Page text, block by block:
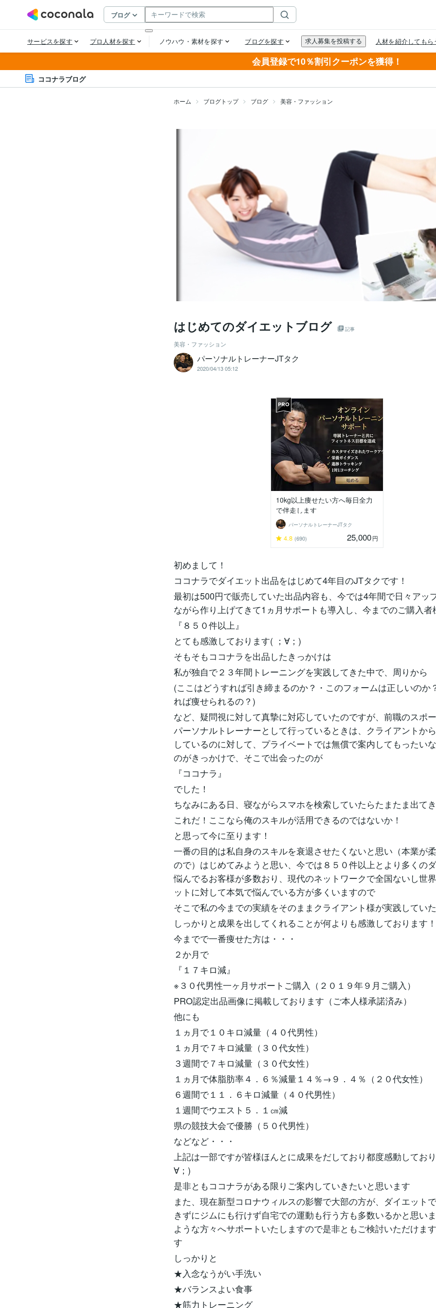
会員登録で10％割引クーポンを獲得！
ココナラブログ
ホーム ブログトップ ブログ 美容・ファッション
はじめてのダイエットブログ 記事
美容・ファッション
パーソナルトレーナーJTタク
2020/04/13 05:12
10kg以上痩せたい方へ毎日全力
で伴走します
パーソナルトレーナーJTタク
4.8 (690) 25,000円
初めまして！
ココナラでダイエット出品をはじめて4年目のJTタクです！
最初は500円で販売していた出品内容も、今では4年間で日々アッ
ながら作り上げてきて1ヵ月サポートも導入し、今までのご購入者
『８５０件以上』
とても感激しております( ；∀；)
そもそもココナラを出品したきっかけは
私が独自で２３年間トレーニングを実践してきた中で、周りから
(ここはどうすれば引き締まるのか？・このフォームは正しいのか
れば痩せられるの？)
など、疑問視に対して真摯に対応していたのですが、前職のスポ
パーソナルトレーナーとして行っているときは、クライアントか
しているのに対して、プライベートでは無償で案内してもったい
のがきっかけで、そこで出会ったのが
『ココナラ』
でした！
ちなみにある日、寝ながらスマホを検索していたらたまたま出て
これだ！ここなら俺のスキルが活用できるのではないか！
と思って今に至ります！
一番の目的は私自身のスキルを衰退させたくないと思い（本業が
ので）はじめてみようと思い、今では８５０件以上とより多くの
悩んでるお客様が多数おり、現代のネットワークで全国ないし世
ットに対して本気で悩んでいる方が多くいますので
そこで私の今までの実績をそのままクライアント様が実践してい
しっかりと成果を出してくれることが何よりも感激しております！
今までで一番痩せた方は・・・
２か月で
『１７キロ減』
※３０代男性一ヶ月サポートご購入（２０１９年９月ご購入）
PRO認定出品画像に掲載しております（ご本人様承諾済み）
他にも
１ヵ月で１０キロ減量（４０代男性）
１ヵ月で７キロ減量（３０代女性）
３週間で７キロ減量（３０代女性）
１ヵ月で体脂肪率４．６％減量１４％→９．４％（２０代女性）
６週間で１１．６キロ減量（４０代男性）
１週間でウエスト５．１㎝減
県の競技大会で優勝（５０代男性）
などなど・・・
上記は一部ですが皆様ほんとに成果をだしており都度感動しており
∀；)
是非ともココナラがある限りご案内していきたいと思います
また、現在新型コロナウィルスの影響で大部の方が、ダイエット
きずにジムにも行けず自宅での運動も行う方も多数いるかと思い
ような方々へサポートいたしますので是非ともご検討いただけま
す
しっかりと
★入念なうがい手洗い
★バランスよい食事
★筋力トレーニング